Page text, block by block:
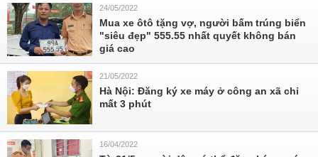
24/05/2022
Mua xe ôtô tặng vợ, người bấm trúng biển
"siêu đẹp" 555.55 nhất quyết không bán
giá cao
21/05/2022
Hà Nội: Đăng ký xe máy ở công an xã chỉ
mất 3 phút
16/04/2022